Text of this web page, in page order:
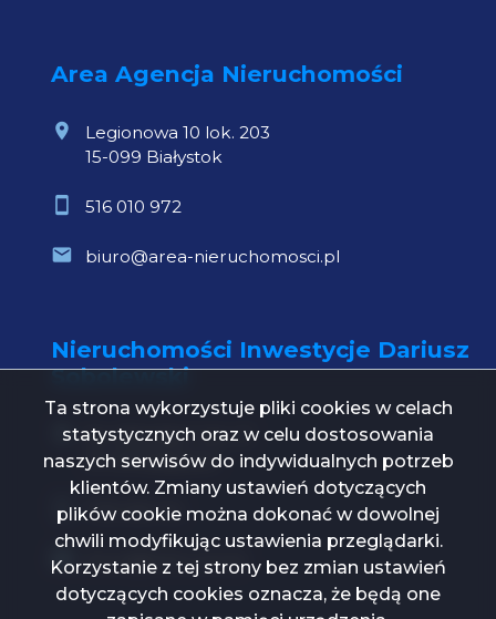
Area Agencja Nieruchomości
Legionowa 10 lok. 203
15-099 Białystok
516 010 972
biuro@area-nieruchomosci.pl
Nieruchomości Inwestycje Dariusz
Sobolewski
Św. Mikołaja 1 lok. 21
15-419 Białystok
739 000 112
biuro@ni24.com.pl
Ta strona wykorzystuje pliki cookies w celach
statystycznych oraz w celu dostosowania
naszych serwisów do indywidualnych potrzeb
klientów. Zmiany ustawień dotyczących
plików cookie można dokonać w dowolnej
chwili modyfikując ustawienia przeglądarki.
Korzystanie z tej strony bez zmian ustawień
dotyczących cookies oznacza, że będą one